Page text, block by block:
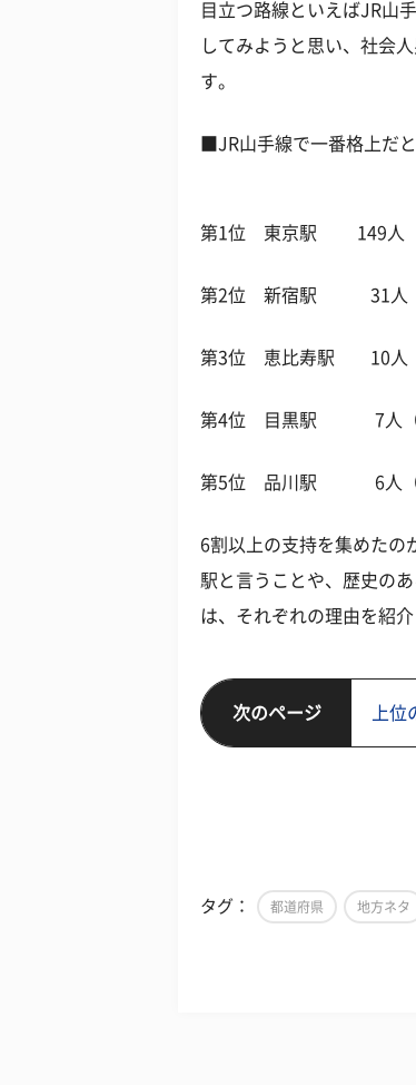
目立つ路線といえばJR山
してみようと思い、社会
す。
■JR山手線で一番格上だ
第1位 東京駅 149人（
第2位 新宿駅 31人（
第3位 恵比寿駅 10人（
第4位 目黒駅 7人（
第5位 品川駅 6人（
6割以上の支持を集めたの
駅と言うことや、歴史の
は、それぞれの理由を紹介
次のページ 上位
タグ： 都道府県 地方ネタ